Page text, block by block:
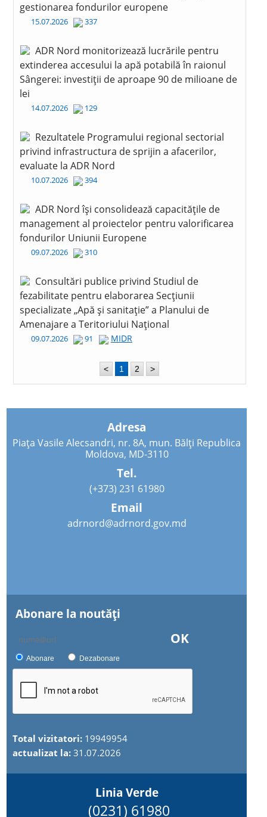
gestionarea fondurilor europene
15.07.2026 337
ADR Nord monitorizează lucrările pentru
extinderea accesului la apă potabilă în raionul
Sângerei: investiții de aproape 90 de milioane de
lei
14.07.2026 129
Rezultatele Programului regional sectorial
privind infrastructura de sprijin a afacerilor,
evaluate la ADR Nord
10.07.2026 394
ADR Nord își consolidează capacitățile de
management al proiectelor pentru valorificarea
fondurilor Uniunii Europene
09.07.2026 310
Consultări publice privind Studiul de
fezabilitate pentru elaborarea Secțiunii
specializate „Apă și sanitație” a Planului de
Amenajare a Teritoriului Național
09.07.2026 91 MIDR
< 1 2 >
Adresa
Piața Vasile Alecsandri, nr. 8A, mun. Bălți Republica
Moldova, MD-3110
Tel.
(+373) 231 61980
Email
adrnord@adrnord.gov.md
Abonare la noutăţi
OK
Abonare Dezabonare
Total vizitatori: 19949954
actualizat la:31.07.2026
Linia Verde
(0231) 61980